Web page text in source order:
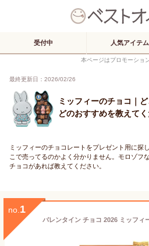
受付中 人気アイテム
本ページはプロモーショ
最終更新日：2026/02/26
ミッフィーのチョコ｜
どのおすすめを教えて
ミッフィーのチョコレートをプレゼント用に探
こで売ってるのかよく分かりません。モロゾフ
チョコがあれば教えてください。
no. 1